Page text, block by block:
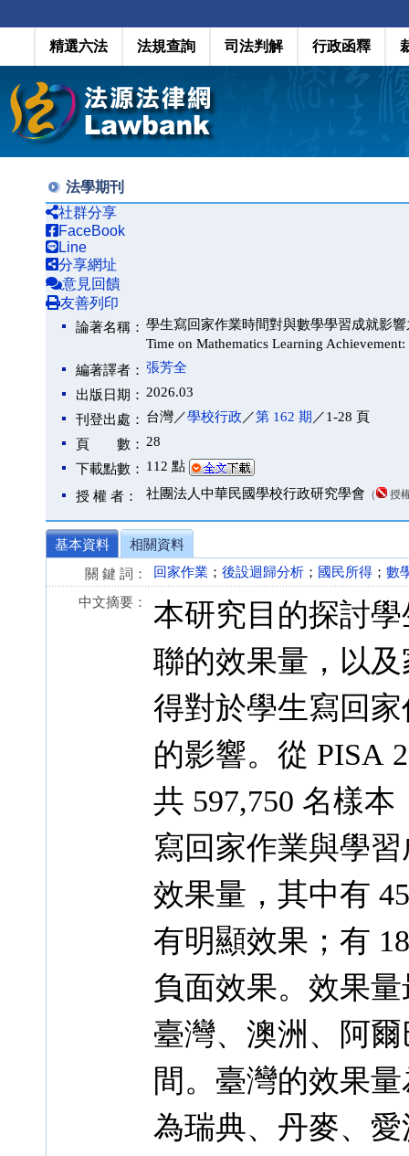
精選六法 法規查詢 司法判解 行政函釋
法學期刊
社群分享
FaceBook
Line
分享網址
意見回饋
友善列印
論著名稱： 學生寫回家作業時間對與數學學習成就影響
Time on Mathematics Learning
編著譯者： 張芳全
出版日期： 2026.03
刊登出處： 台灣／學校行政 ／第 162 期 ／1-28 頁
頁 數： 28
下載點數： 112 點
授 權 者： 社團法人中華民國學校行政研究學會 （ 授
基本資料
相關資料
關 鍵 詞：
回家作業 ； 後設迴歸分析 ； 國民所得 ； 數
中文摘要：
本研究目的探討
聯的效果量，以
得對於學生寫回
的影響。從 PISA
共 597,750 名樣
寫回家作業與學
效果量，其中有
有明顯效果；有
負面效果。效果
臺灣、澳洲、阿
間。臺灣的效果
為瑞典、丹麥、